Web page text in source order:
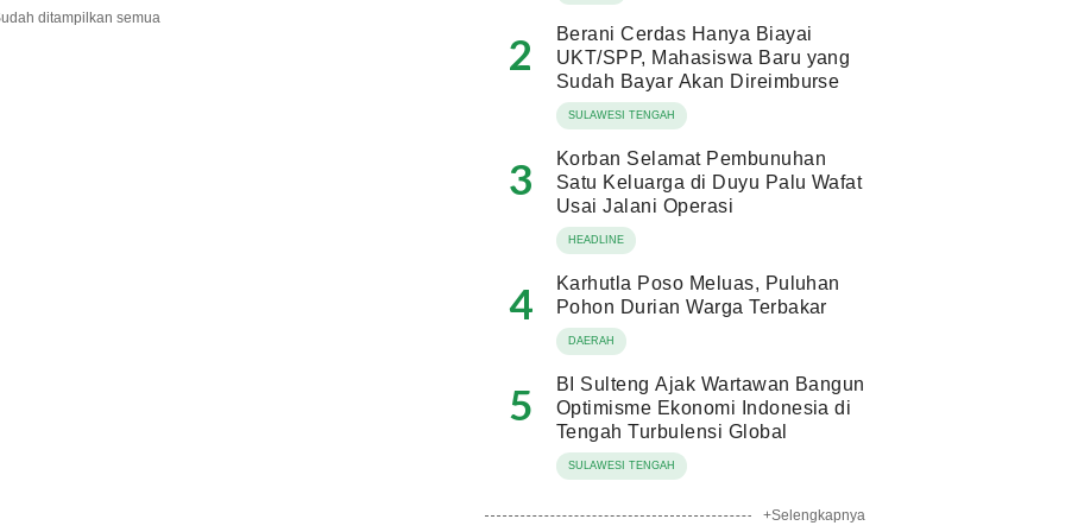
ditampilkan semua
2
Berani Cerdas Hanya Biayai
UKT/SPP, Mahasiswa Baru yang
Sudah Bayar Akan Direimburse
SULAWESI TENGAH
3
Korban Selamat Pembunuhan
Satu Keluarga di Duyu Palu Wafat
Usai Jalani Operasi
HEADLINE
4
Karhutla Poso Meluas, Puluhan
Pohon Durian Warga Terbakar
DAERAH
5
BI Sulteng Ajak Wartawan Bangun
Optimisme Ekonomi Indonesia di
Tengah Turbulensi Global
SULAWESI TENGAH
+Selengkapnya